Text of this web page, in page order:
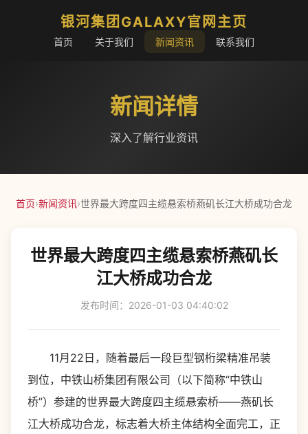
银河集团GALAXY官网主页
首页 关于我们 新闻资讯 联系我们
新闻详情
深入了解行业资讯
首页›新闻资讯›世界最大跨度四主缆悬索桥燕矶长江大桥成功合龙
世界最大跨度四主缆悬索桥燕矶长
江大桥成功合龙
发布时间：2026-01-03 04:40:02
11月22日，随着最后一段巨型钢桁梁精准吊装
到位，中铁山桥集团有限公司（以下简称“中铁山
桥”）参建的世界最大跨度四主缆悬索桥——燕矶长
江大桥成功合龙，标志着大桥主体结构全面完工，正